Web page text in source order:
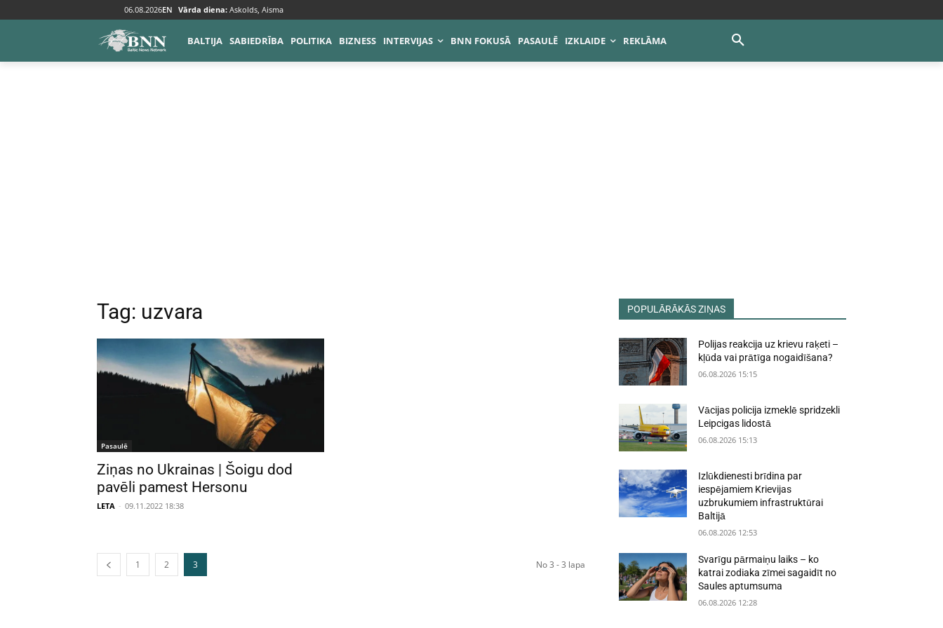
06.08.2026EN Vārda diena: Askolds, Aisma
BALTIJA SABIEDRĪBA POLITIKA BIZNESS INTERVIJAS BNN FOKUSĀ PASAULĒ IZKLAIDE REKLĀMA
Tags Uzvara
Tag: uzvara
Pasaulē
Ziņas no Ukrainas | Šoigu dod
pavēli pamest Hersonu
LETA - 09.11.2022 18:38
1 2 3 No 3 - 3 lapa
POPULĀRĀKĀS ZIŅAS
Polijas reakcija uz krievu raķeti –
kļūda vai prātīga nogaidīšana?
06.08.2026 15:15
Vācijas policija izmeklē spridzekli
Leipcigas lidostā
06.08.2026 15:13
Izlūkdienesti brīdina par
iespējamiem Krievijas
uzbrukumiem infrastruktūrai
Baltijā
06.08.2026 12:53
Svarīgu pārmaiņu laiks – ko
katrai zodiaka zīmei sagaidīt no
Saules aptumsuma
06.08.2026 12:28